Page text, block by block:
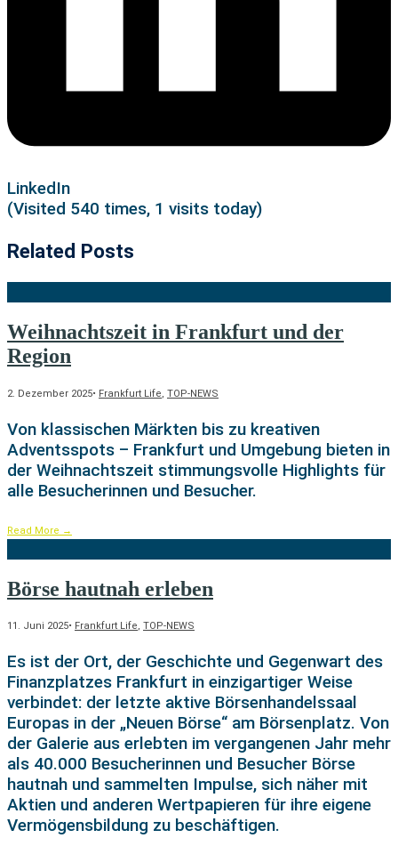
LinkedIn
(Visited 540 times, 1 visits today)
Related Posts
Weihnachtszeit in Frankfurt und der
Region
2. Dezember 2025• Frankfurt Life, TOP-NEWS
Von klassischen Märkten bis zu kreativen
Adventsspots – Frankfurt und Umgebung bieten in
der Weihnachtszeit stimmungsvolle Highlights für
alle Besucherinnen und Besucher.
Read More →
Börse hautnah erleben
11. Juni 2025• Frankfurt Life, TOP-NEWS
Es ist der Ort, der Geschichte und Gegenwart des
Finanzplatzes Frankfurt in einzigartiger Weise
verbindet: der letzte aktive Börsenhandelssaal
Europas in der „Neuen Börse“ am Börsenplatz. Von
der Galerie aus erlebten im vergangenen Jahr mehr
als 40.000 Besucherinnen und Besucher Börse
hautnah und sammelten Impulse, sich näher mit
Aktien und anderen Wertpapieren für ihre eigene
Vermögensbildung zu beschäftigen.